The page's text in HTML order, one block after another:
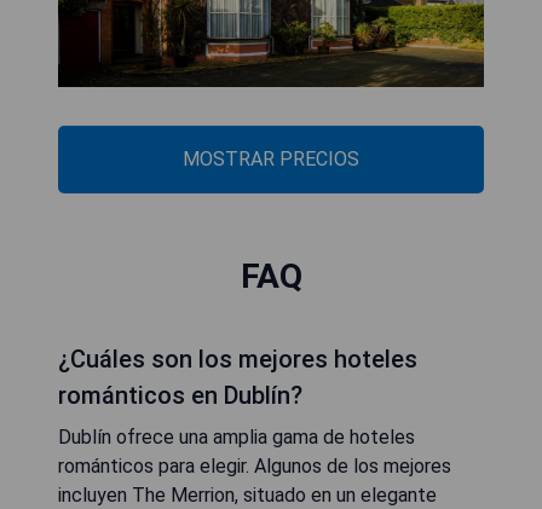
MOSTRAR PRECIOS
FAQ
¿Cuáles son los mejores hoteles
románticos en Dublín?
Dublín ofrece una amplia gama de hoteles
románticos para elegir. Algunos de los mejores
incluyen The Merrion, situado en un elegante